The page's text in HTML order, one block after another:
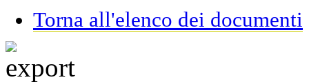
Torna all'elenco dei documenti